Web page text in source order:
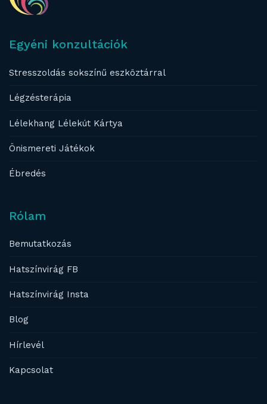
Egyéni konzultációk
Stresszoldás sokszínű eszköztárral
Légzésterápia
Lélekhang Lélekút Kártya
Önismereti Játékok
Ébredés
Rólam
Bemutatkozás
Hatszínvirág FB
Hatszínvirág Insta
Blog
Hírlevél
Kapcsolat